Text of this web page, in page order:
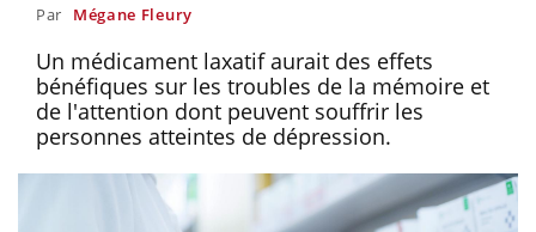
Par Mégane Fleury
Un médicament laxatif aurait des effets
bénéfiques sur les troubles de la mémoire et
de l'attention dont peuvent souffrir les
personnes atteintes de dépression.